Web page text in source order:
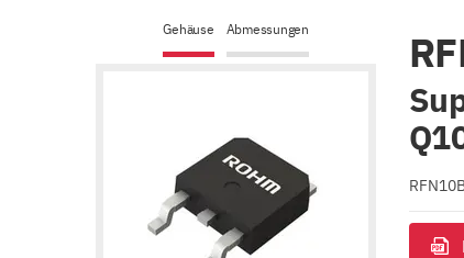
Gehäuse Abmessungen